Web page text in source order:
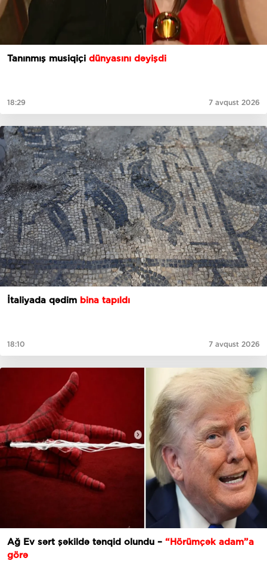
Tanınmış musiqiçi dünyasını dəyişdi
18:29 7 avqust 2026
İtaliyada qədim bina tapıldı
18:10 7 avqust 2026
Ağ Ev sərt şəkildə tənqid olundu – “Hörümçək adam”a
görə